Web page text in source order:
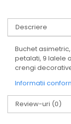
Descriere
Buchet
petalati, 9 lalele
crengi
Informatii
Review-uri (0)